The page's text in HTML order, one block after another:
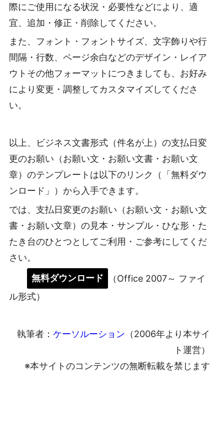
際にご使用になる状況・必要性などにより、適
宜、追加・修正・削除してください。
また、フォント・フォントサイズ、文字飾りや行
間隔・行数、ページ余白などのデザイン・レイア
ウトその他フォーマットにつきましても、お好み
により変更・調整してカスタマイズしてくださ
い。
以上、ビジネス文書形式（件名が上）の支払日変
更のお願い（お願い文・お願い文書・お願い文
章）のテンプレートは以下のリンク（「無料ダウ
ンロード」）から入手できます。
では、支払日変更のお願い（お願い文・お願い文
書・お願い文章）の見本・サンプル・ひな形・た
たき台のひとつとしてご利用・ご参考にしてくだ
さい。
無料ダウンロード
（Office 2007～ ファイ
ル形式）
執筆者： ケーソルーション （2006年より本サイ
ト運営）
※本サイトのコンテンツの無断転載を禁じます